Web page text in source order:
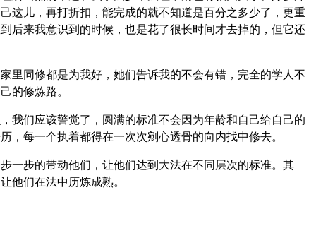
这儿，再打折扣，能完成的就不知道是百分之多少了，更重
后来我意识到的时候，也是花了很长时间才去掉的，但它还
里同修都是为我好，她们告诉我的不会有错，完全的学人不
的修炼路。
我们应该警觉了，圆满的标准不会因为年龄和自己给自己的
每一个执着都得在一次次剜心透骨的向内找中修去。
一步的带动他们，让他们达到大法在不同层次的标准。其
他们在法中历炼成熟。